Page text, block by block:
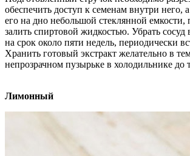
обеспечить доступ к семенам внутри него,
его на дно небольшой стеклянной емкости,
залить спиртовой жидкостью. Убрать сосуд
на срок около пяти недель, периодически
Хранить готовый экстракт желательно в
непрозрачном пузырьке в холодильнике до
Лимонный